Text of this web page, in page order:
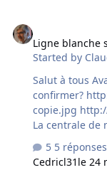
Ligne blanche
Started by
Salut à tous Avant d'alerter Alain, quelqu'un peut il
confirmer? http://meteo.arveyres.free.fr/estuaire
copie.jpg http://meteo.arveyres.free.fr/ocean copie.jpg
La centrale de
mauvais signe ) Bizarre je n'avais jamais remarqué avant
Bonne soirée
5 réponses
Cedricl31 le 24